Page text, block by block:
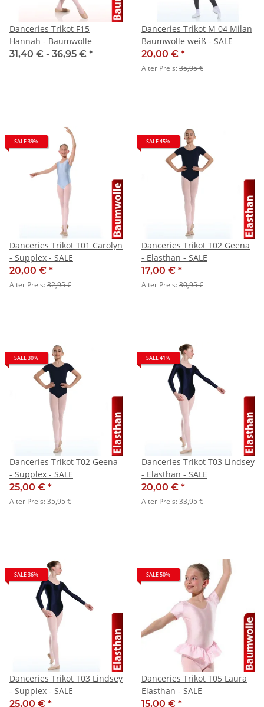
Danceries Trikot F15
Hannah - Baumwolle
31,40 € - 36,95 € *
Danceries Trikot M 04 Milan
Baumwolle weiß - SALE
20,00 € *
Alter Preis:35,95 €
SALE 39%
Danceries Trikot T01 Carolyn
- Supplex - SALE
20,00 € *
Alter Preis:32,95 €
SALE 45%
Danceries Trikot T02 Geena
- Elasthan - SALE
17,00 € *
Alter Preis:30,95 €
SALE 30%
Danceries Trikot T02 Geena
- Supplex - SALE
25,00 € *
Alter Preis:35,95 €
SALE 41%
Danceries Trikot T03 Lindsey
- Elasthan - SALE
20,00 € *
Alter Preis:33,95 €
SALE 36%
Danceries Trikot T03 Lindsey
- Supplex - SALE
25,00 € *
SALE 50%
Danceries Trikot T05 Laura
Elasthan - SALE
15,00 € *